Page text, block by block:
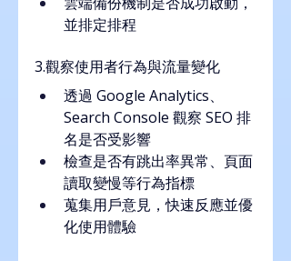
並排定排程
3.觀察使用者行為與流量變化
透過 Google Analytics、
Search Console 觀察 SEO 排
名是否受影響
檢查是否有跳出率異常、頁面
讀取變慢等行為指標
蒐集用戶意見，快速反應並優
化使用體驗